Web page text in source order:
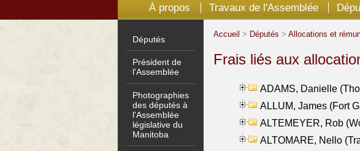
À propos Travaux de l'Assemblée
Députés
Président de
l'Assemblée
Photographies
des députés à
l'Assemblée
législative du
Manitoba
Accueil > Députés > Allocations et
Frais liés aux
ADAMS, Danielle
ALLUM, James (Fort
ALTEMEYER, Rob
ALTOMARE, Nello